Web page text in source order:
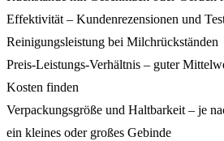
Effektivität – Kundenrezensionen und
Reinigungsleistung bei Milchrückständen
Preis-Leistungs-Verhältnis – guter
Kosten finden
Verpackungsgröße und Haltbarkeit – je
ein kleines oder großes Gebinde